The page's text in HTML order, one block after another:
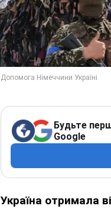
Будьте
Google
Україна отримала